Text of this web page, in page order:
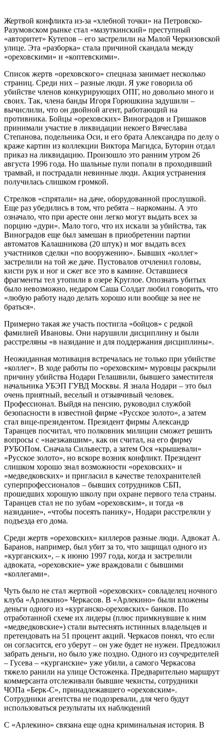
Жертвой конфликта из-за «хлебной точки» на Петровско-
Разумовском рынке стал «мазуткинский» преступный
«авторитет» Кутепов – его застрелили на Малой Черкизовской
улице. Эта «разборка» стала причиной скандала между
«ореховскими» и «коптевскими».
Список жертв «ореховского» спецназа занимает несколько
страниц. Среди них – разные люди. Я уже говорила об
убийстве членов конкурирующих ОПГ, но довольно много и
своих. Так, члена банды Игоря Горюшкина задушили –
вычислили, что он двойной агент, работающий на
противника. Бойцы «ореховских» Виноградов и Гришаков
принимали участие в ликвидации некоего Вячеслава
Степанова, подельника Оси, и его брата Александра по делу о
краже картин из коллекции Виктора Магидса, Буторин отдал
приказ на ликвидацию. Произошло это ранним утром 26
августа 1996 года. Но шальные пули попали в проходивший
трамвай, и пострадали невинные люди. Акция устранения
получилась слишком громкой.
Стрелков «спрятали» на даче, оборудованной прослушкой.
Еще раз убедились в том, что ребята – наркоманы. А это
означало, что при аресте они легко могут выдать всех за
порцию «дури». Мало того, что их искали за убийства, так
Виноградов еще был замешан в приобретении партии
автоматов Калашникова (20 штук) и мог выдать всех
участников сделки «по вооружению». Бывших «коллег»
застрелили на той же даче. Пустовалов отчленил головы,
кисти рук и ног и сжег все это в камине. Оставшиеся
фрагменты тел утопили в озере Круглое. Опознать убитых
было невозможно, недаром Саша Солдат любил говорить, что
«любую работу надо делать хорошо или вообще за нее не
браться».
Примерно такая же участь постигла «бойцов» с редкой
фамилией Ивановы. Они нарушили дисциплину и были
расстреляны «в назидание и для поддержания дисциплины».
Неожиданная мотивация встречалась не только при убийстве
«коллег». В ходе работы по «ореховским» муровцы раскрыли
причину убийства Нодари Гелашвили, бывшего заместителя
начальника УБЭП ГУВД Москвы. Я знала Нодари – это был
очень приятный, веселый и отзывчивый человек.
Профессионал. Выйдя на пенсию, руководил службой
безопасности в известной фирме «Русское золото», а затем
стал вице-президентом. Президент фирмы Александр
Таранцев посчитал, что полковник милиции сможет решить
вопросы с «наезжавшим», как он считал, на его фирму
РУБОПом. Сначала Сильвестр, а затем Ося «крышевали»
«Русское золото», но вскоре возник конфликт. Президент
слишком хорошо знал возможности «ореховских» и
«медведковских» и пригласил в качестве телохранителей
суперпрофессионалов – бывших сотрудников СБП,
прошедших хорошую школу при охране первого тела страны.
Таранцев стал не по зубам «ореховским», и тогда «в
назидание», «чтобы посеять панику», Нодари расстреляли у
подъезда его дома.
Среди жертв «ореховских» киллеров разные люди. Адвокат А.
Баранов, например, был убит за то, что защищал одного из
«курганских», – к июню 1997 года, когда и застрелили
адвоката, «ореховские» уже враждовали с бывшими
«коллегами».
Чуть было не стал жертвой «ореховских» совладелец ночного
клуба «Арлекино» Черкасов. В «Арлекино» были вложены
деньги одного из «курганско-ореховских» банков. По
отработанной схеме их лидеры (плюс примкнувшие к ним
«медведковские») стали вытеснять истинных владельцев и
претендовать на 51 процент акций. Черкасов понял, что если
он согласится, его уберут – он уже будет не нужен. Предложил
забрать деньги, но было уже поздно. Одного из соучредителей
– Гусева – «курганские» уже убили, а самого Черкасова
тяжело ранили на улице Остоженка. Предварительно маршрут
коммерсанта отслеживали бывшие чекисты, сотрудники
ЧОПа «Берк-С», принадлежавшего «ореховским».
Сотрудники агентства не подозревали, для чего будут
использоваться результаты их наблюдений
С «Арлекино» связана еще одна криминальная история. В